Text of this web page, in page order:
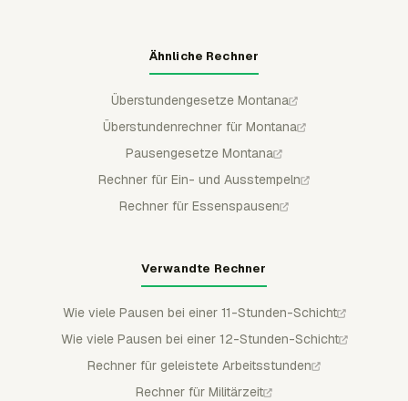
Ähnliche Rechner
Überstundengesetze Montana
Überstundenrechner für Montana
Pausengesetze Montana
Rechner für Ein- und Ausstempeln
Rechner für Essenspausen
Verwandte Rechner
Wie viele Pausen bei einer 11-Stunden-Schicht
Wie viele Pausen bei einer 12-Stunden-Schicht
Rechner für geleistete Arbeitsstunden
Rechner für Militärzeit